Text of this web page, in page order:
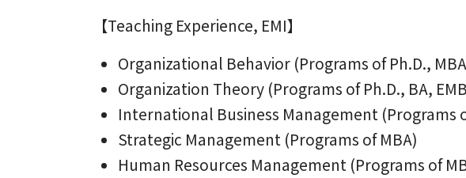
【Teaching Experience, EMI】
Organizational Behavior (Programs of Ph.D.,
Organization Theory (Programs of Ph.D., BA,
International Business Management (Programs
Strategic Management (Programs of MBA)
Human Resources Management (Programs of